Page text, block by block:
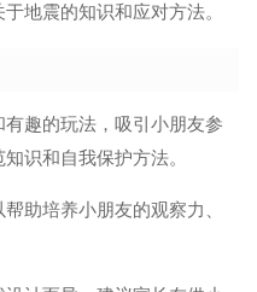
地震的知识和应对方法。
趣的玩法，吸引小朋友参
识和自我保护方法。
助培养小朋友的观察力、